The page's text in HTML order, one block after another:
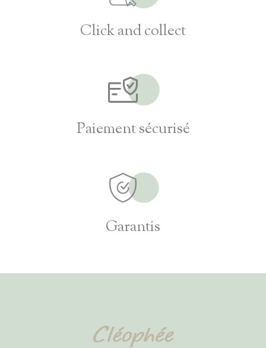
Click and collect
Paiement sécurisé
Garantis